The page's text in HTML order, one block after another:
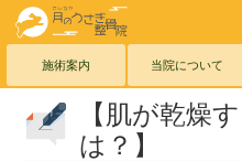
施術案内 当院について
メールでのお
お気軽に
【肌が乾燥
は？】